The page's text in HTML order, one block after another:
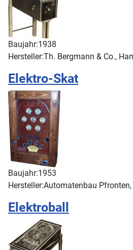
Baujahr:1938
Hersteller:Th. Bergmann & Co.,
Elektro-Skat
Baujahr:1953
Hersteller:Automatenbau
Elektroball